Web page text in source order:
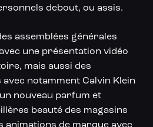
debout, ou assis.
assemblées générales
une présentation vidéo
mais aussi des
notamment Calvin Klein
nouveau parfum et
beauté des magasins